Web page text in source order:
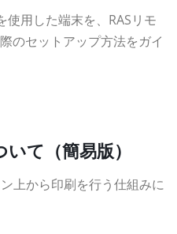
用した端末を、RASリモ
のセットアップ方法をガイ
て（簡易版）
上から印刷を行う仕組みに